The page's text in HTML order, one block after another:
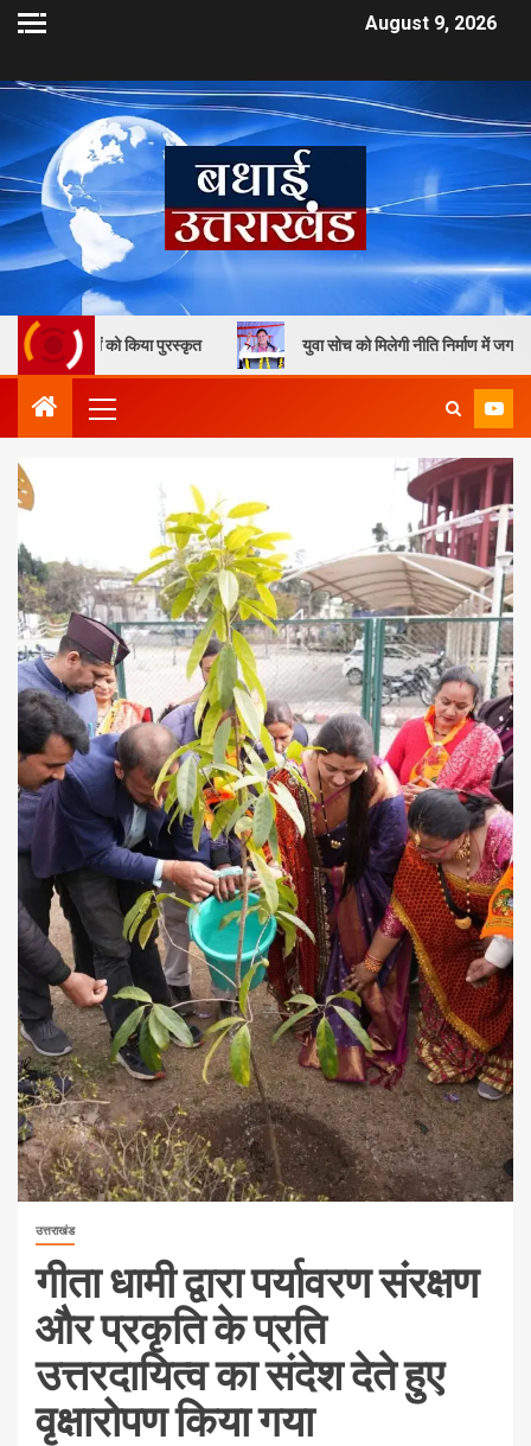
August 9, 2026
किया पुरस्कृत युवा सोच को मिलेगी नीति निर्माण में जगह, मुख्यमंत्री धामी
उत्तराखंड
गीता धामी द्वारा पर्यावरण संरक्षण
और प्रकृति के प्रति
उत्तरदायित्व का संदेश देते हुए
वृक्षारोपण किया गया